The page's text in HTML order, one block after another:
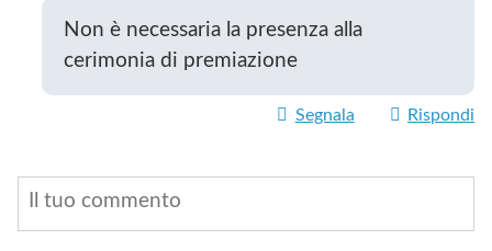
Non è necessaria la presenza alla
cerimonia di premiazione
Segnala Rispondi